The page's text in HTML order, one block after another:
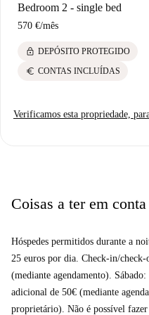
Bedroom 2 - single bed
570 €/mês
lock DEPÓSITO PROTEGIDO
euro CONTAS INCLUÍDAS
Verificamos esta propriedade,
Coisas a ter em conta
Hóspedes permitidos durante a
25 euros por dia. Check-in/
(mediante agendamento).
adicional de 50€ (mediante
proprietário). Não é possível